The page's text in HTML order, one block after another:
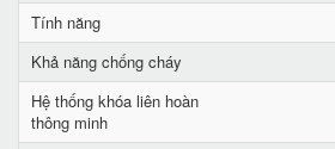
Tính năng
Khả năng chống cháy
Hệ thống khóa liên hoàn
thông minh